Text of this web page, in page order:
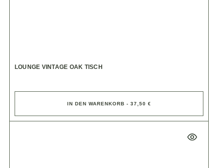
LOUNGE VINTAGE OAK TISCH
IN DEN WARENKORB - 37,50 €